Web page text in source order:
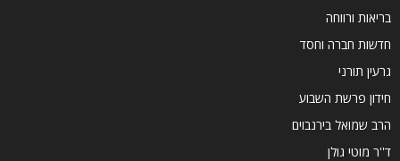
בריאות ורווחה
חדשות חברה וחסד
גרעין תורני
חידון פרשת השבוע
הרב שמואל בירנבוים
ד''ר מוטי גולן